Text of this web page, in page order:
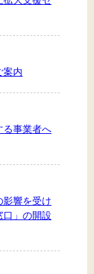
案内
る事業者へ
影響を受け
口」の開設